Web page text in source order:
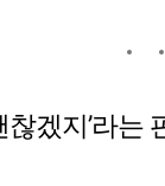
겠지’라는